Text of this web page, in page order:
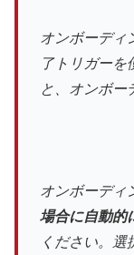
オンボーディ
了トリガー
と、オンボー
オンボーディ
場合に自動的
ください。